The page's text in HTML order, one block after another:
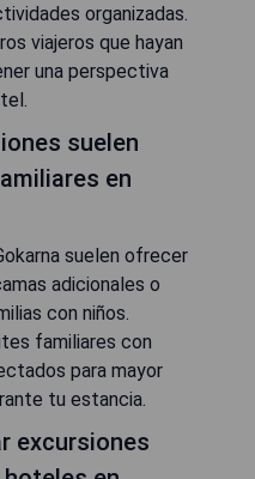
organizadas.
viajeros que hayan
una perspectiva
suelen
en
suelen ofrecer
adicionales o
con niños.
familiares con
para mayor
tu estancia.
excursiones